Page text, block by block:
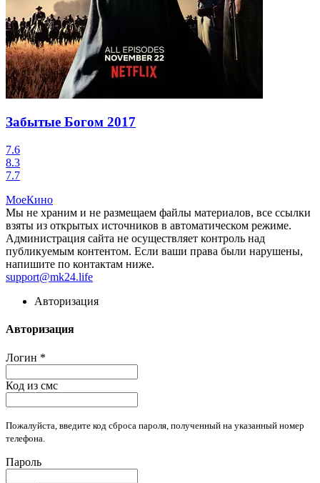
Забытые Богом 2017
7.6
8.3
7.7
МоеКино
Мы не храним и не размещаем файлы материалов, все ссылки
взяты из открытых источников в автоматическом режиме.
Администрация сайта не осуществляет контроль над
публикуемым контентом. Если ваши права были нарушены,
напишите по контактам ниже.
support@mk24.life
Авторизация
Авторизация
Логин *
Код из смс
Пожалуйста, введите код сброса пароля, полученный на указанный номер
телефона.
Пароль